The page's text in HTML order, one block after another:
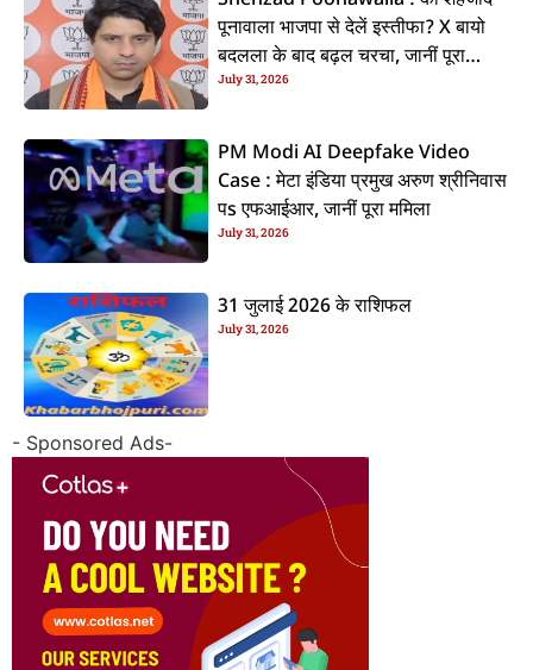
पूनावाला भाजपा से देलें इस्तीफा? X बायो
बदलला के बाद बढ़ल चरचा, जानीं पूरा
ममिला
July 31, 2026
PM Modi AI Deepfake Video
Case : मेटा इंडिया प्रमुख अरुण श्रीनिवास
पs एफआईआर, जानीं पूरा ममिला
July 31, 2026
31 जुलाई 2026 के राशिफल
July 31, 2026
- Sponsored Ads-